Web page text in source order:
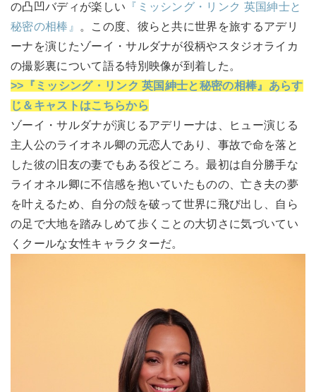
の凸凹バディが楽しい 『ミッシング・リンク 英国紳士と
秘密の相棒』 。この度、彼らと共に世界を旅するアデリ
ーナを演じたゾーイ・サルダナが役柄やスタジオライカ
の撮影裏について語る特別映像が到着した。
>>『ミッシング・リンク 英国紳士と秘密の相棒』あらす
じ＆キャストはこちらから
ゾーイ・サルダナが演じるアデリーナは、ヒュー演じる
主人公のライオネル卿の元恋人であり、事故で命を落と
した彼の旧友の妻でもある役どころ。最初は自分勝手な
ライオネル卿に不信感を抱いていたものの、亡き夫の夢
を叶えるため、自分の殻を破って世界に飛び出し、自ら
の足で大地を踏みしめて歩くことの大切さに気づいてい
くクールな女性キャラクターだ。